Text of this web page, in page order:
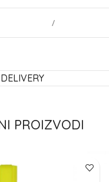
/
PROIZVODI